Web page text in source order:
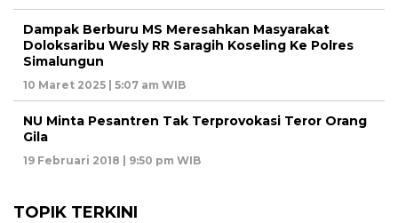
Dampak Berburu MS Meresahkan Masyarakat
Doloksaribu Wesly RR Saragih Koseling Ke Polres
Simalungun
10 Maret 2025 | 5:07 am WIB
NU Minta Pesantren Tak Terprovokasi Teror Orang
Gila
19 Februari 2018 | 9:50 pm WIB
TOPIK TERKINI